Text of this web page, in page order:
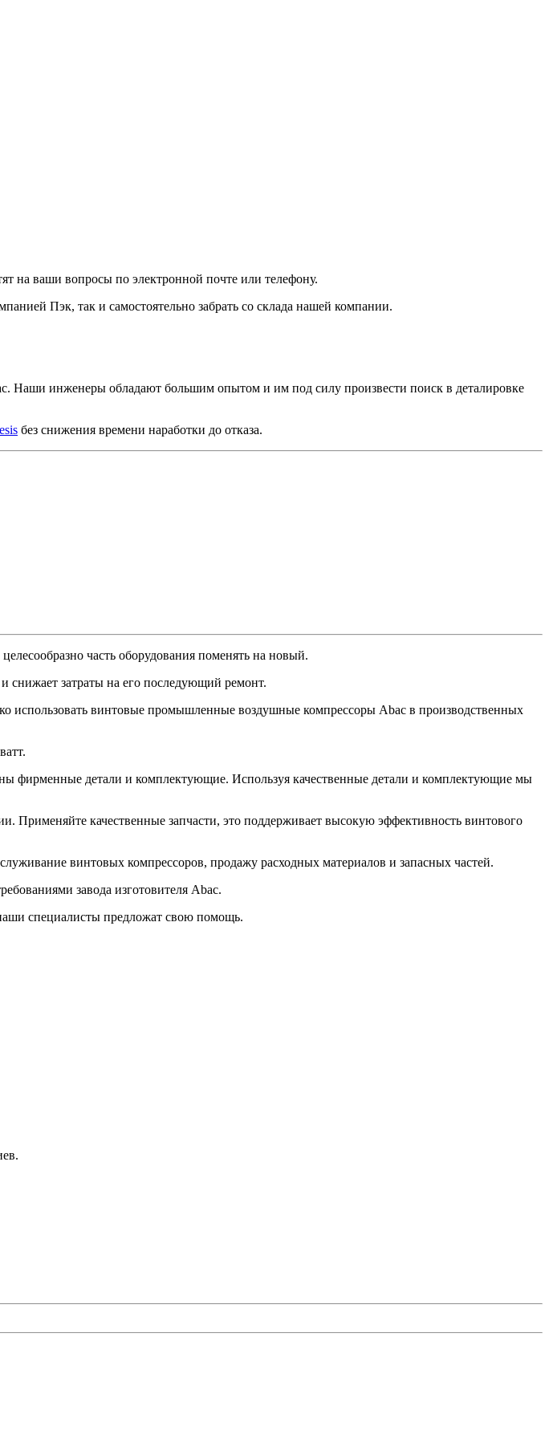
на ваши вопросы по электронной почте или телефону.
Пэк, так и самостоятельно забрать со склада нашей компании.
Наши инженеры обладают большим опытом и им под силу произвести поиск в деталировке
без снижения времени наработки до отказа.
часть оборудования поменять на новый.
снижает затраты на его последующий ремонт.
винтовые промышленные воздушные компрессоры Abac в производственных
фирменные детали и комплектующие. Используя качественные детали и комплектующие мы
Применяйте качественные запчасти, это поддерживает высокую эффективность винтового
винтовых компрессоров, продажу расходных материалов и запасных частей.
завода изготовителя Abac.
специалисты предложат свою помощь.